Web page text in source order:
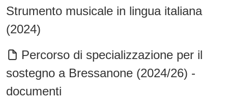
Strumento musicale in lingua italiana
(2024)
Percorso di specializzazione per il
sostegno a Bressanone (2024/26) -
documenti